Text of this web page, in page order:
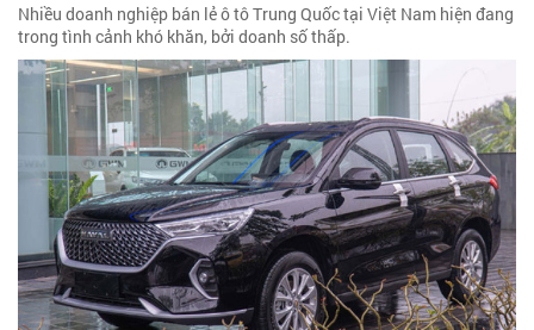
Nhiều doanh nghiệp bán lẻ ô tô Trung Quốc tại Việt Nam hiện đang
trong tình cảnh khó khăn, bởi doanh số thấp.